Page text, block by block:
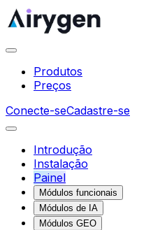
Produtos
Preços
Conecte-seCadastre-se
Introdução
Instalação
Painel
Módulos funcionais
Módulos de IA
Módulos GEO